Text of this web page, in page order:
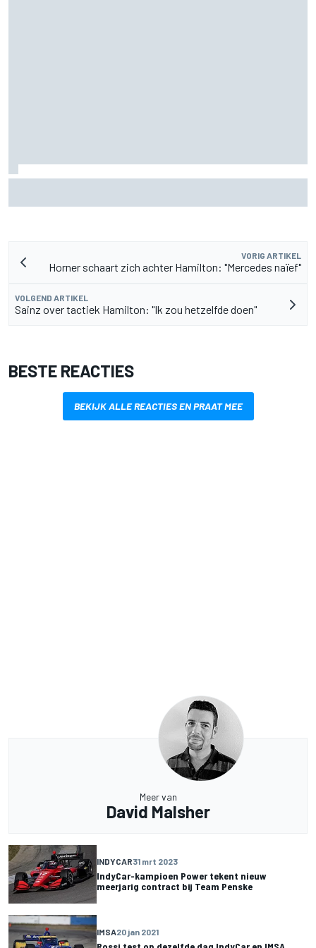
VORIG ARTIKEL
Horner schaart zich achter Hamilton: "Mercedes naïef"
VOLGEND ARTIKEL
Sainz over tactiek Hamilton: "Ik zou hetzelfde doen"
BESTE REACTIES
BEKIJK ALLE REACTIES EN PRAAT MEE
Meer van
David Malsher
INDYCAR31 mrt 2023
IndyCar-kampioen Power tekent nieuw
meerjarig contract bij Team Penske
IMSA20 jan 2021